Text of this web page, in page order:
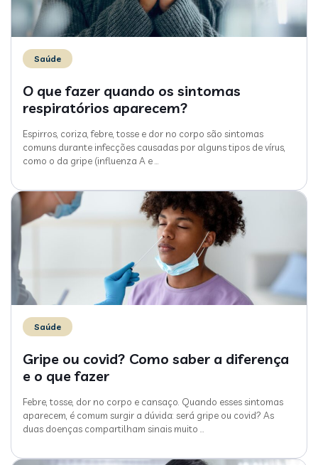
Saúde
O que fazer quando os sintomas
respiratórios aparecem?
Espirros, coriza, febre, tosse e dor no corpo são sintomas
comuns durante infecções causadas por alguns tipos de vírus,
como o da gripe (influenza A e…
Saúde
Gripe ou covid? Como saber a diferença
e o que fazer
Febre, tosse, dor no corpo e cansaço. Quando esses sintomas
aparecem, é comum surgir a dúvida: será gripe ou covid? As
duas doenças compartilham sinais muito …